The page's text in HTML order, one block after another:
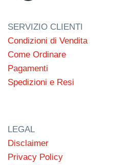
SERVIZIO CLIENTI
Condizioni di Vendita
Come Ordinare
Pagamenti
Spedizioni e Resi
LEGAL
Disclaimer
Privacy Policy